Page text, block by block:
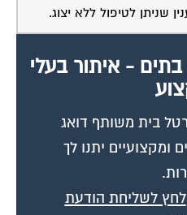
שניתן לטיפול ללא יצוג.
בתים - איתור בעלי
בית משותף דואג
ומקצועיים יתנו לך
לחץ לשליחת הודעת